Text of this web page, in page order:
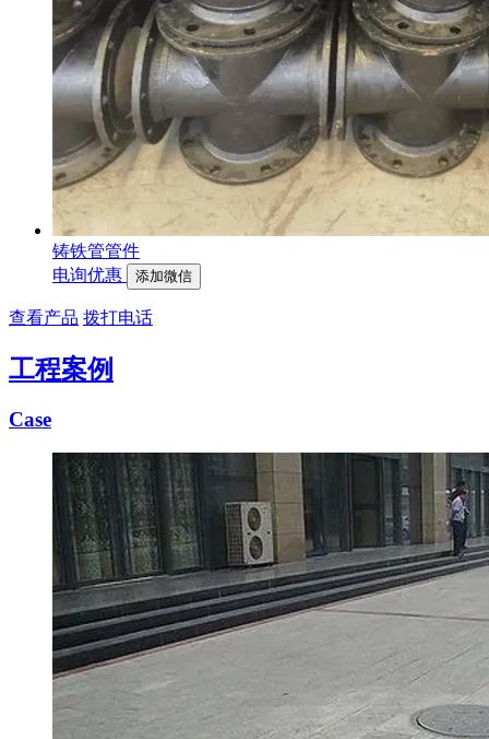
铸铁管管件
电询优惠
添加微信
查看产品 拨打电话
工程案例
Case